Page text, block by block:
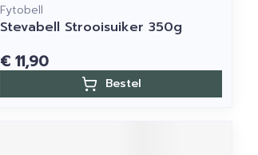
Fytobell
Stevabell Strooisuiker 350g
€ 11,90
Bestel